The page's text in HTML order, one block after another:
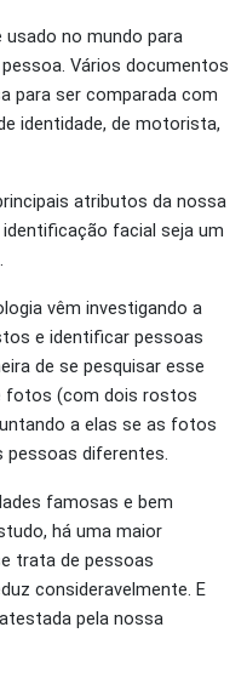
no mundo para
Vários documentos
para ser comparada com
identidade, de motorista,
atributos da nossa
facial seja um
vêm investigando a
e identificar pessoas
de se pesquisar esse
fotos (com dois rostos
a elas se as fotos
pessoas diferentes.
famosas e bem
há uma maior
trata de pessoas
consideravelmente. E
pela nossa